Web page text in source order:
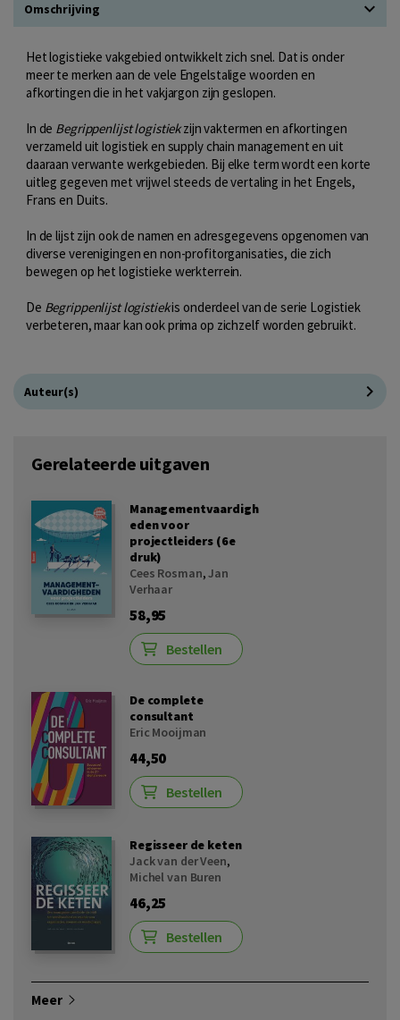
Omschrijving
Het logistieke vakgebied ontwikkelt zich snel. Dat is onder
meer te merken aan de vele Engelstalige woorden en
afkortingen die in het vakjargon zijn geslopen.
In de Begrippenlijst logistiekzijn vaktermen en afkortingen
verzameld uit logistiek en supply chain management en uit
daaraan verwante werkgebieden. Bij elke term wordt een korte
uitleg gegeven met vrijwel steeds de vertaling in het Engels,
Frans en Duits.
In de lijst zijn ook de namen en adresgegevens opgenomen van
diverse verenigingen en non-profitorganisaties, die zich
bewegen op het logistieke werkterrein.
De Begrippenlijst logistiekis onderdeel van de serie Logistiek
verbeteren, maar kan ook prima op zichzelf worden gebruikt.
Auteur(s)
Gerelateerde uitgaven
Managementvaardigh
eden voor
projectleiders (6e
druk)
Cees Rosman,Jan
Verhaar
58,95
Bestellen
De complete
consultant
Eric Mooijman
44,50
Bestellen
Regisseer de keten
Jack van der Veen,
Michel van Buren
46,25
Bestellen
Meer